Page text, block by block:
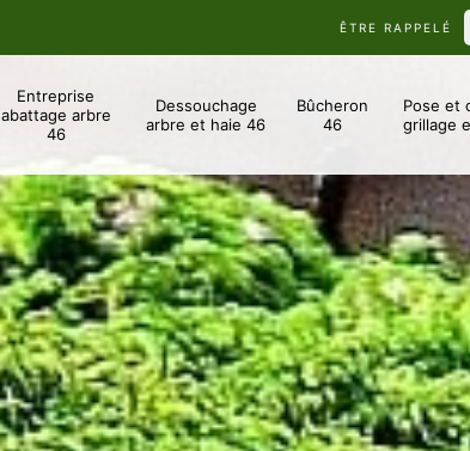
ÊTRE RAPPELÉ
Entreprise
abattage arbre
46
Dessouchage
arbre et haie 46
Bûcheron
46
Pose et
grillage